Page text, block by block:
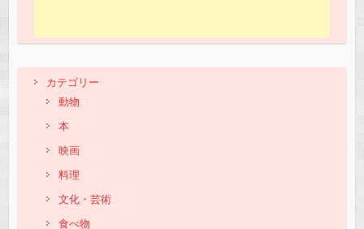
カテゴリー
動物
本
映画
料理
文化・芸術
食べ物